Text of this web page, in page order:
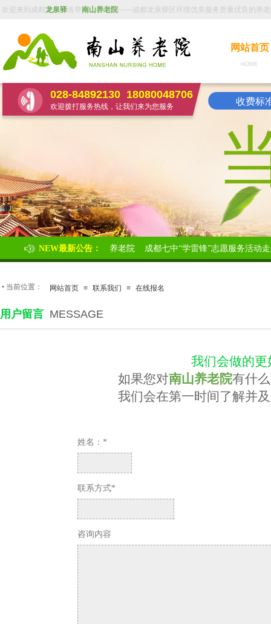
HOME
网站首页
欢迎来到成都龙泉驿洛带南山养老院——成都龙泉驿区环境优美服务质量优良的养
收费标
028-84892130 18080048706
欢迎拨打服务热线，让我们来为您服务
NEW最新公告：
锋”志愿服务活动走进南山养老院 成都七中“学雷锋”志愿服务活动走
• 当前位置： 网站首页 ≡ 联系我们 ≡ 在线报名
用户留言 MESSAGE
我们会做的更
如果您对南山养老院有什
我们会在第一时间了解并
姓名：*
联系方式*
咨询内容